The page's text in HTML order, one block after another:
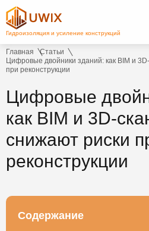
Главная
Статьи
Цифровые двойники зданий: как BIM и
при реконструкции
Цифровые
как BIM и 3D-
снижают риски
реконструкции
Содержание